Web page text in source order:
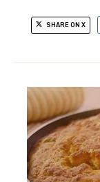
SHARE ON X